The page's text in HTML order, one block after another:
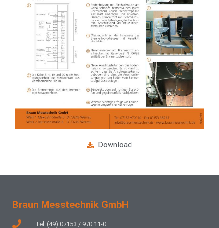
Download
Braun Messtechnik GmbH
Tel: (49) 07153 / 970 11-0